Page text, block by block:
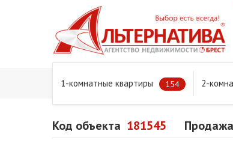
1-комнатные квартиры 154 2-
Главная Предложения Квартиры
Код объекта 181545